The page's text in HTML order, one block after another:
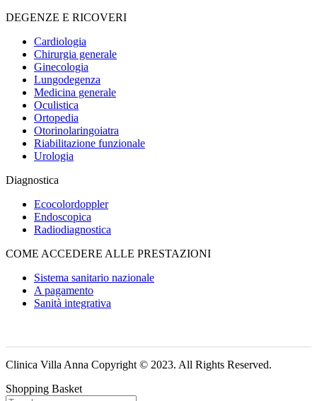
DEGENZE E RICOVERI
Cardiologia
Chirurgia generale
Ginecologia
Lungodegenza
Medicina generale
Oculistica
Ortopedia
Otorinolaringoiatra
Riabilitazione funzionale
Urologia
Diagnostica
Ecocolordoppler
Endoscopica
Radiodiagnostica
COME ACCEDERE ALLE PRESTAZIONI
Sistema sanitario nazionale
A pagamento
Sanità integrativa
Clinica Villa Anna Copyright © 2023. All Rights Reserved.
Shopping Basket